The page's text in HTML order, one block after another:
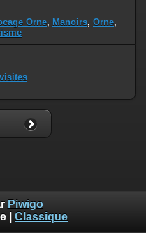
Orne, Manoirs, Orne,
Piwigo
Classique